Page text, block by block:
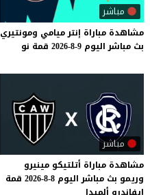
مباشر
مشاهدة مباراة إنترميامي ومونتيري
بث مباشر اليوم 9-8-2026 قمة نو
مباشر
مشاهدة مباراة أتلتيكو مينيرو
وريمو بث مباشر اليوم 8-8-2026
قمة
إيفاندرو ألميدا